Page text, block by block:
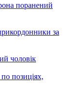
поранений
за
чоловік
позиціях,